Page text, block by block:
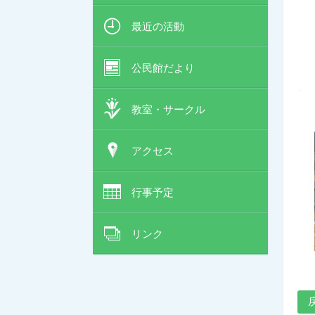
最近の活動
公民館だより
教室・サークル
アクセス
行事予定
リンク